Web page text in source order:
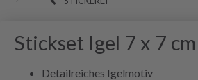
Stickset Igel 7 x 7 cm
Detailreiches Igelmotiv